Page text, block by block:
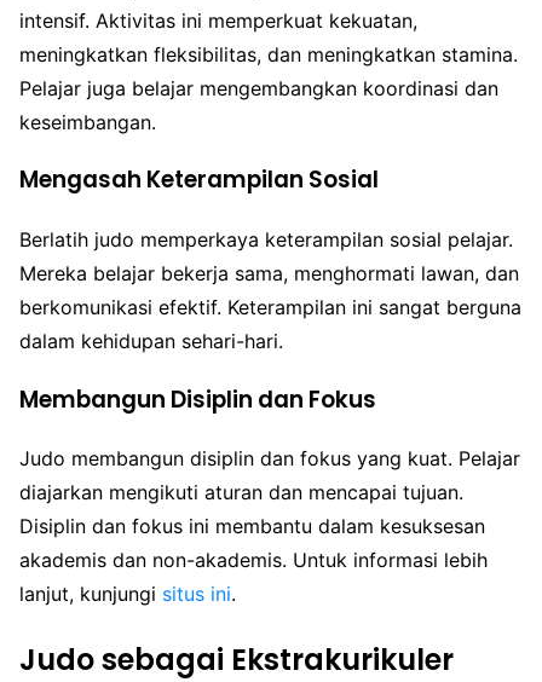
intensif. Aktivitas ini memperkuat kekuatan,
meningkatkan fleksibilitas, dan meningkatkan stamina.
Pelajar juga belajar mengembangkan koordinasi dan
keseimbangan.
Mengasah Keterampilan Sosial
Berlatih judo memperkaya keterampilan sosial pelajar.
Mereka belajar bekerja sama, menghormati lawan, dan
berkomunikasi efektif. Keterampilan ini sangat berguna
dalam kehidupan sehari-hari.
Membangun Disiplin dan Fokus
Judo membangun disiplin dan fokus yang kuat. Pelajar
diajarkan mengikuti aturan dan mencapai tujuan.
Disiplin dan fokus ini membantu dalam kesuksesan
akademis dan non-akademis. Untuk informasi lebih
lanjut, kunjungi situs ini.
Judo sebagai Ekstrakurikuler